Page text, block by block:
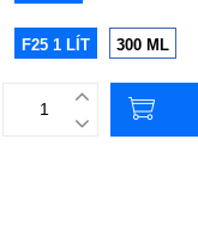
F25 1 LÍT 300 ML